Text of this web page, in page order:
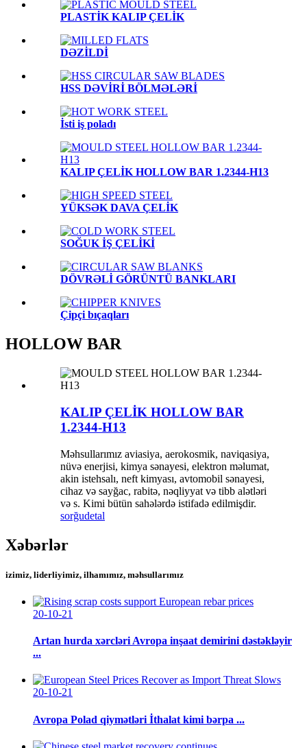
PLASTİK KALIP ÇELİK
DƏZİLDİ
HSS DƏVİRİ BÖLMƏLƏRİ
İsti iş poladı
KALIP ÇELİK HOLLOW BAR 1.2344-H13
YÜKSƏK DAVA ÇELİK
SOĞUK İŞ ÇELİKİ
DÖVRƏLİ GÖRÜNTÜ BANKLARI
Çipçi bıçaqları
HOLLOW BAR
KALIP ÇELİK HOLLOW BAR
1.2344-H13
Məhsullarımız aviasiya, aerokosmik, naviqasiya,
nüvə enerjisi, kimya sənayesi, elektron məlumat,
akin istehsalı, neft kimyası, avtomobil sənayesi,
cihaz və sayğac, rabitə, nəqliyyat və tibb alətləri
və s. Kimi bütün sahələrdə istifadə edilmişdir.
sorğudetal
Xəbərlər
izimiz, liderliyimiz, ilhamımız, məhsullarımız
20-10-21
Artan hurda xərcləri Avropa inşaat demirini dəstəkləyir
...
20-10-21
Avropa Polad qiymətləri İthalat kimi bərpa ...